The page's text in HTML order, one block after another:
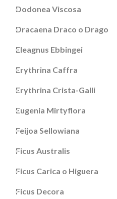
Dodonea Viscosa
Dracaena Draco o Drago
Eleagnus Ebbingei
Erythrina Caffra
Erythrina Crista-Galli
Eugenia Mirtyflora
Feijoa Sellowiana
Ficus Australis
Ficus Carica o Higuera
Ficus Decora